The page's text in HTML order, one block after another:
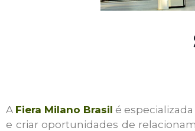
A Fiera Milano Brasil é
e criar oportunidades de